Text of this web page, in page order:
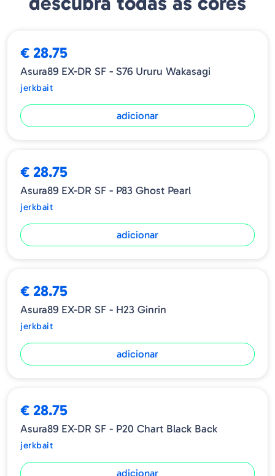
Tipo - Slow Floating
€ 28.75
Asura89 EX-DR SF - S76 Ururu Wakasagi
jerkbait
adicionar
€ 28.75
Asura89 EX-DR SF - P83 Ghost Pearl
jerkbait
adicionar
€ 28.75
Asura89 EX-DR SF - H23 Ginrin
jerkbait
adicionar
€ 28.75
Asura89 EX-DR SF - P20 Chart Black Back
jerkbait
adicionar